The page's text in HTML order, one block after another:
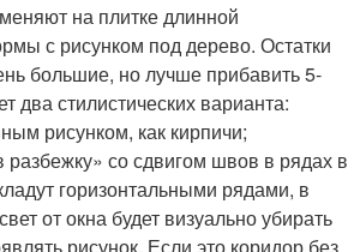
на плитке длинной
с рисунком под дерево. Остатки
большие, но лучше прибавить 5-
два стилистических варианта:
рисунком, как кирпичи;
разбежку» со сдвигом швов в рядах в
горизонтальными рядами, в
от окна будет визуально убирать